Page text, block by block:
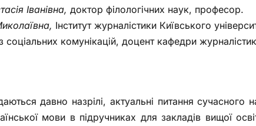
Іванівна, доктор філологічних наук, професор.
Інститут журналістики Київського
соціальних комунікацій, доцент кафедри
давно назрілі, актуальні питання сучасного
мови в підручниках для закладів вищої